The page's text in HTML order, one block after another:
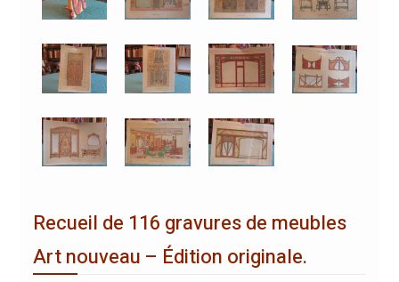
Recueil de 116 gravures de meubles
Art nouveau – Édition originale.